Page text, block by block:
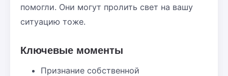
помогли. Они могут пролить свет на вашу
ситуацию тоже.
Ключевые моменты
Признание собственной